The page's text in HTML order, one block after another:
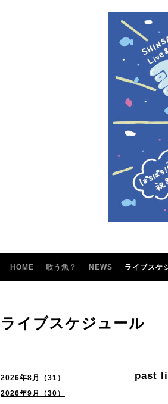
HOME 歌う魚？ NEWS ライブスケ
2026年8月（31）
2026年9月（30）
ライブスケジュール
past